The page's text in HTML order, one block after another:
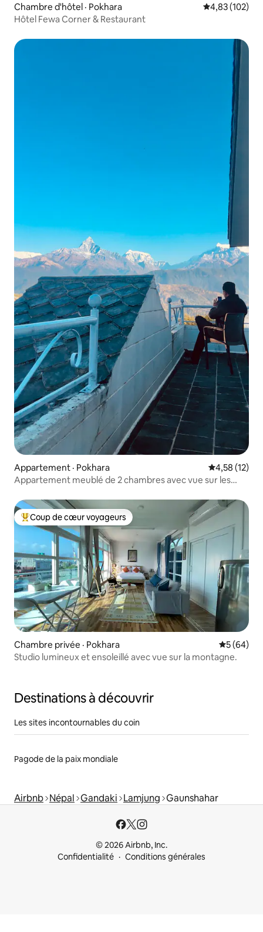
Chambre d'hôtel · Pokhara Note
4,83 (102)
Hôtel Fewa Corner & Restaurant
Appartement · Pokhara Note
4,58 (12)
Appartement meublé de 2 chambres avec vue sur les
Coup de cœur voyageurs parmi les plus aimés
Coup de cœur voyageurs
Chambre privée · Pokhara Note
5 (64)
Studio lumineux et ensoleillé avec vue sur la montagne.
Destinations à découvrir
Les sites incontournables du coin
Pagode de la paix mondiale
Airbnb Népal Gandaki Lamjung Gaunshahar
© 2026 Airbnb, Inc.
Confidentialité
Conditions générales